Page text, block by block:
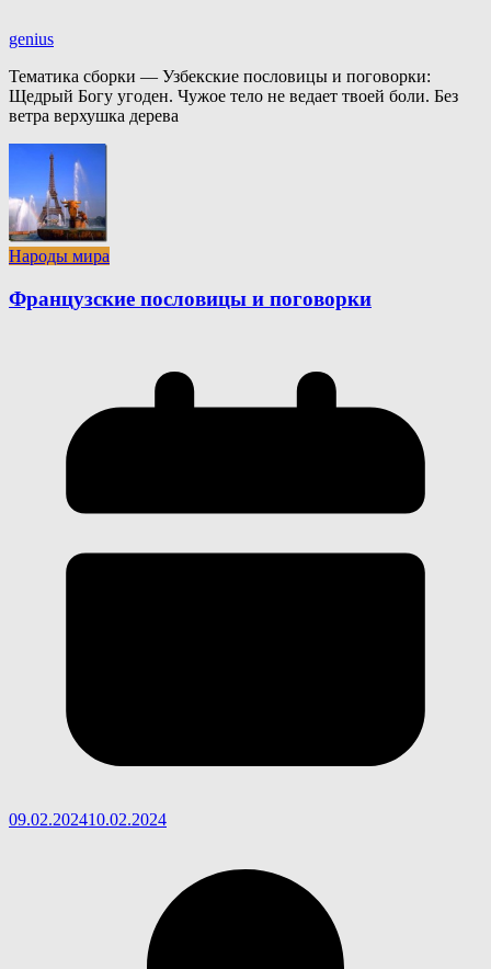
genius
Тематика сборки — Узбекские пословицы и поговорки:
Щедрый Богу угоден. Чужое тело не ведает твоей боли. Без
ветра верхушка дерева
Народы мира
Французские пословицы и поговорки
09.02.202410.02.2024